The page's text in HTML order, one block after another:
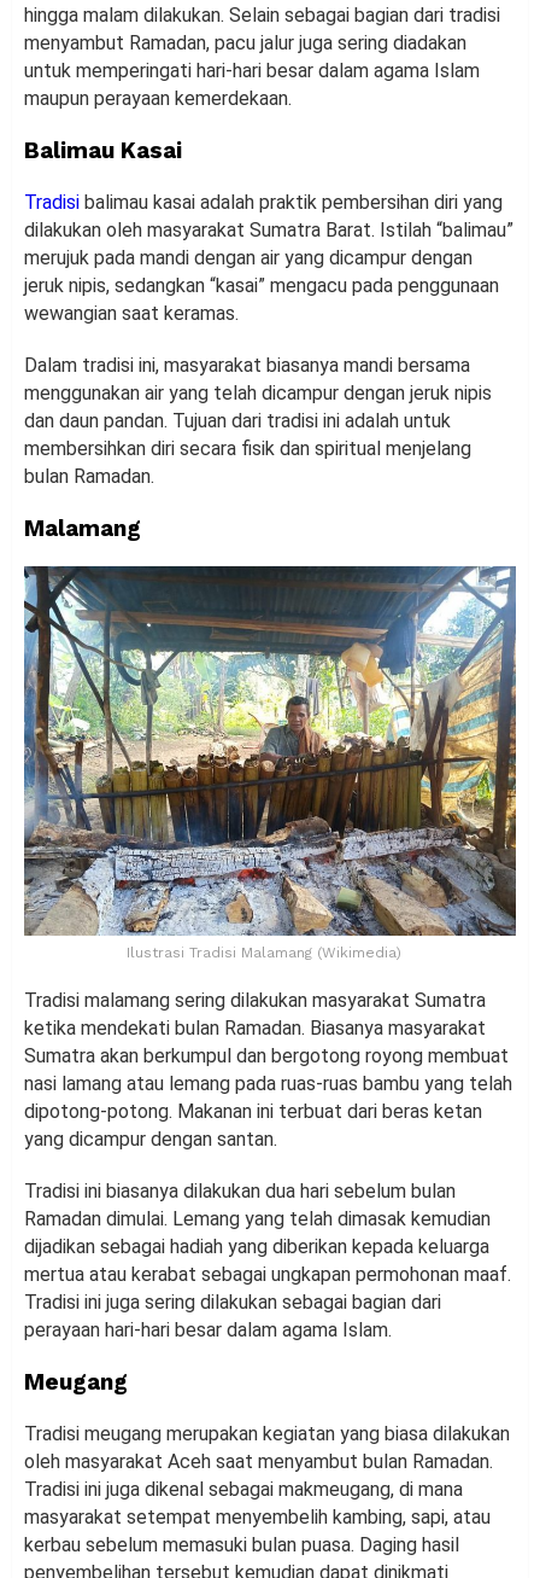
hingga malam dilakukan. Selain sebagai bagian dari tradisi
menyambut Ramadan, pacu jalur juga sering diadakan
untuk memperingati hari-hari besar dalam agama Islam
maupun perayaan kemerdekaan.
Balimau Kasai
Tradisi balimau kasai adalah praktik pembersihan diri yang
dilakukan oleh masyarakat Sumatra Barat. Istilah “balimau”
merujuk pada mandi dengan air yang dicampur dengan
jeruk nipis, sedangkan “kasai” mengacu pada penggunaan
wewangian saat keramas.
Dalam tradisi ini, masyarakat biasanya mandi bersama
menggunakan air yang telah dicampur dengan jeruk nipis
dan daun pandan. Tujuan dari tradisi ini adalah untuk
membersihkan diri secara fisik dan spiritual menjelang
bulan Ramadan.
Malamang
Ilustrasi Tradisi Malamang (Wikimedia)
Tradisi malamang sering dilakukan masyarakat Sumatra
ketika mendekati bulan Ramadan. Biasanya masyarakat
Sumatra akan berkumpul dan bergotong royong membuat
nasi lamang atau lemang pada ruas-ruas bambu yang telah
dipotong-potong. Makanan ini terbuat dari beras ketan
yang dicampur dengan santan.
Tradisi ini biasanya dilakukan dua hari sebelum bulan
Ramadan dimulai. Lemang yang telah dimasak kemudian
dijadikan sebagai hadiah yang diberikan kepada keluarga
mertua atau kerabat sebagai ungkapan permohonan maaf.
Tradisi ini juga sering dilakukan sebagai bagian dari
perayaan hari-hari besar dalam agama Islam.
Meugang
Tradisi meugang merupakan kegiatan yang biasa dilakukan
oleh masyarakat Aceh saat menyambut bulan Ramadan.
Tradisi ini juga dikenal sebagai makmeugang, di mana
masyarakat setempat menyembelih kambing, sapi, atau
kerbau sebelum memasuki bulan puasa. Daging hasil
penyembelihan tersebut kemudian dapat dinikmati